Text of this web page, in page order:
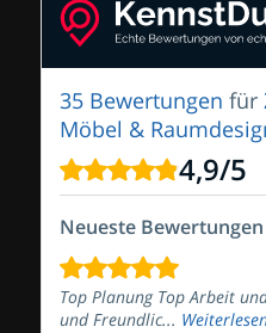
35 Bewertungen für
Möbel &
4,9/5
Neueste Bewertungen
Top Planung Top Arbeit
und Freundlic...